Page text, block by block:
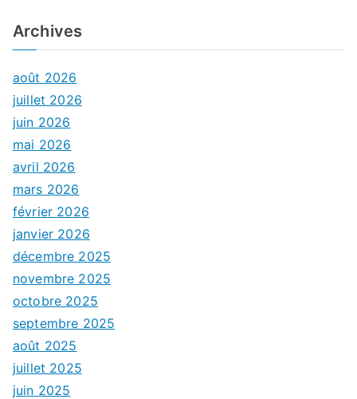
Archives
août 2026
juillet 2026
juin 2026
mai 2026
avril 2026
mars 2026
février 2026
janvier 2026
décembre 2025
novembre 2025
octobre 2025
septembre 2025
août 2025
juillet 2025
juin 2025